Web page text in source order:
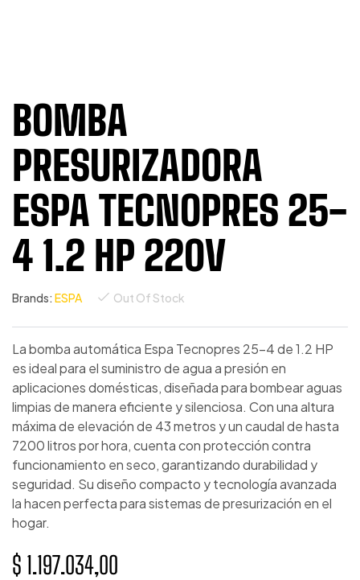
BOMBA
PRESURIZADORA
ESPA TECNOPRES 25-
4 1.2 HP 220V
Brands: ESPA Out Of Stock
La bomba automática Espa Tecnopres 25-4 de 1.2 HP
es ideal para el suministro de agua a presión en
aplicaciones domésticas, diseñada para bombear aguas
limpias de manera eficiente y silenciosa. Con una altura
máxima de elevación de 43 metros y un caudal de hasta
7200 litros por hora, cuenta con protección contra
funcionamiento en seco, garantizando durabilidad y
seguridad. Su diseño compacto y tecnología avanzada
la hacen perfecta para sistemas de presurización en el
hogar.
$ 1.197.034,00